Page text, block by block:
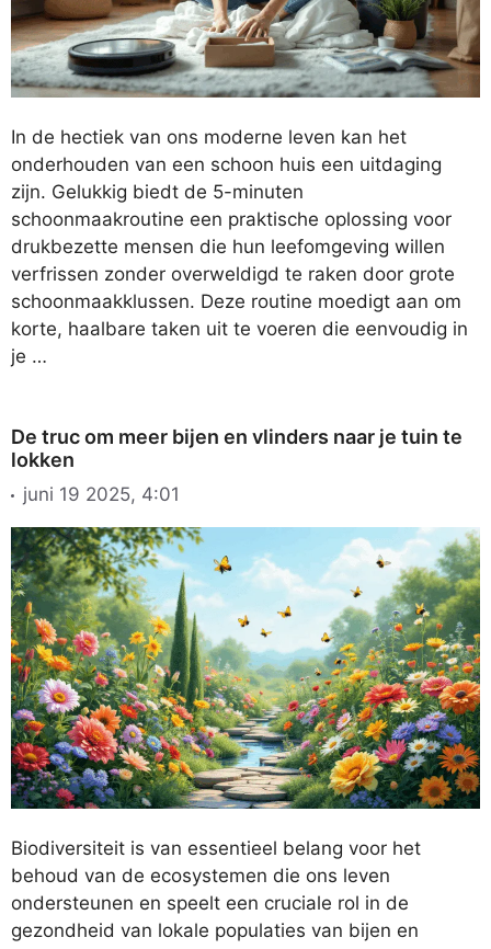
In de hectiek van ons moderne leven kan het
onderhouden van een schoon huis een uitdaging
zijn. Gelukkig biedt de 5-minuten
schoonmaakroutine een praktische oplossing voor
drukbezette mensen die hun leefomgeving willen
verfrissen zonder overweldigd te raken door grote
schoonmaakklussen. Deze routine moedigt aan om
korte, haalbare taken uit te voeren die eenvoudig in
je …
De truc om meer bijen en vlinders naar je tuin te
lokken
juni 19 2025, 4:01
Biodiversiteit is van essentieel belang voor het
behoud van de ecosystemen die ons leven
ondersteunen en speelt een cruciale rol in de
gezondheid van lokale populaties van bijen en